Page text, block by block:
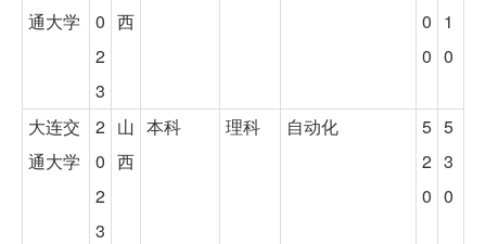
通大学
0
2
3
西
0
0
1
0
大连交
通大学
2
0
2
3
山
西
本科 理科 自动化
5
2
0
5
3
0